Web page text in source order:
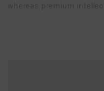
whereas premium